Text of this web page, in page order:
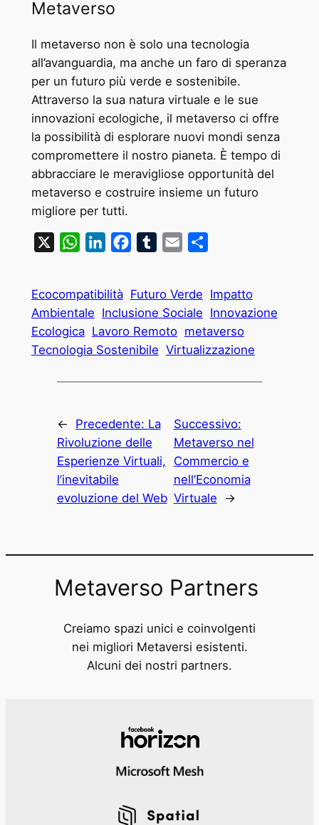
Metaverso
Il metaverso non è solo una tecnologia
all’avanguardia, ma anche un faro di speranza
per un futuro più verde e sostenibile.
Attraverso la sua natura virtuale e le sue
innovazioni ecologiche, il metaverso ci offre
la possibilità di esplorare nuovi mondi senza
compromettere il nostro pianeta. È tempo di
abbracciare le meravigliose opportunità del
metaverso e costruire insieme un futuro
migliore per tutti.
WhatsAppLinkedInFacebookTumblrEmail
Ecocompatibilità Futuro Verde Impatto
Ambientale Inclusione Sociale Innovazione
Ecologica Lavoro Remoto metaverso
Tecnologia Sostenibile Virtualizzazione
← Precedente: La
Rivoluzione delle
Esperienze Virtuali,
l’inevitabile
evoluzione del Web
Successivo:
Metaverso nel
Commercio e
nell’Economia
Virtuale
→
Metaverso Partners
Creiamo spazi unici e coinvolgenti
nei migliori Metaversi esistenti.
Alcuni dei nostri partners.